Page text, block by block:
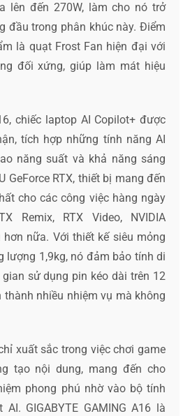
lên đến 270W, làm cho nó trở
đầu trong phân khúc này. Điểm
là quạt Frost Fan hiện đại với
đối xứng, giúp làm mát hiệu
chiếc laptop AI Copilot+ được
tích hợp những tính năng AI
năng suất và khả năng sáng
GeForce RTX, thiết bị mang đến
cho các công việc hàng ngày
Remix, RTX Video, NVIDIA
hơn nữa. Với thiết kế siêu mỏng
lượng 1,9kg, nó đảm bảo tính di
sử dụng pin kéo dài trên 12
thành nhiều nhiệm vụ mà không
xuất sắc trong việc chơi game
tạo nội dung, mang đến cho
phong phú nhờ vào bộ tính
GIGABYTE GAMING A16 là